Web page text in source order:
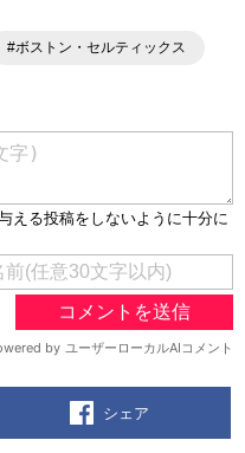
#ボストン・セルティックス
シェア